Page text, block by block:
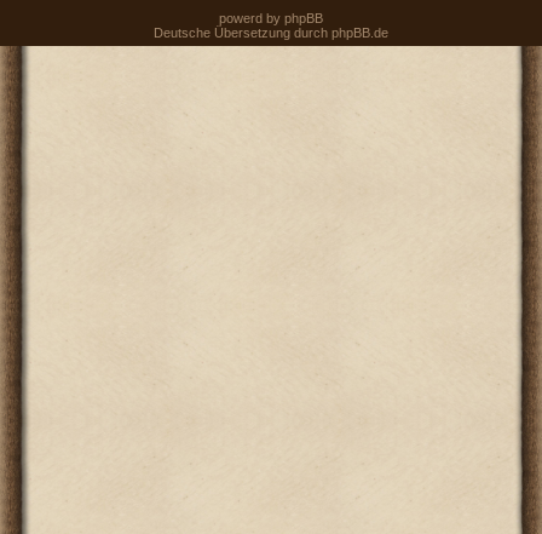
powerd by phpBB
Deutsche Übersetzung durch phpBB.de